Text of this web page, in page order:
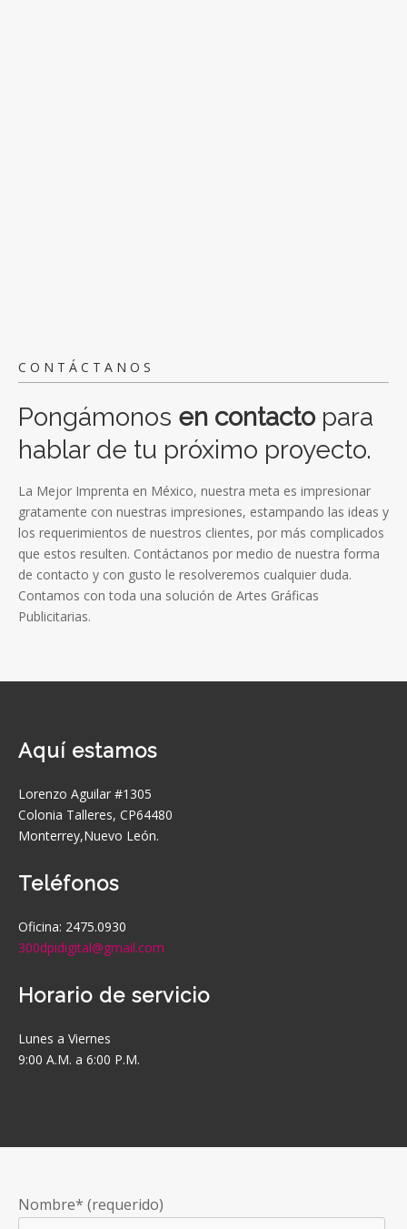
CONTÁCTANOS
Pongámonos en contacto para
hablar de tu próximo proyecto.
La Mejor Imprenta en México, nuestra meta es impresionar
gratamente con nuestras impresiones, estampando las ideas y
los requerimientos de nuestros clientes, por más complicados
que estos resulten. Contáctanos por medio de nuestra forma
de contacto y con gusto le resolveremos cualquier duda.
Contamos con toda una solución de Artes Gráficas
Publicitarias.
Aquí estamos
Lorenzo Aguilar #1305
Colonia Talleres, CP64480
Monterrey,Nuevo León.
Teléfonos
Oficina: 2475.0930
300dpidigital@gmail.com
Horario de servicio
Lunes a Viernes
9:00 A.M. a 6:00 P.M.
Nombre* (requerido)